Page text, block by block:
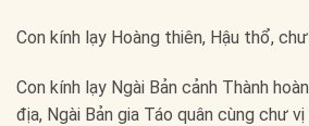
Con kính lạy Hoàng thiên, Hậu thổ,
Con kính lạy Ngài Bản cảnh Thành
địa, Ngài Bản gia Táo quân cùng chư